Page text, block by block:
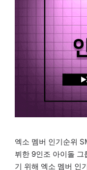
엑소 멤버 인기순위
뷔한 9인조 아이돌 그
기 위해 엑소 멤버 인